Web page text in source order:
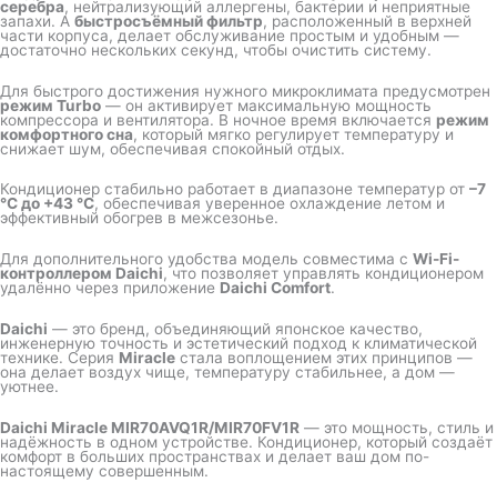
серебра, нейтрализующий аллергены, бактерии и неприятные
запахи. А быстросъёмный фильтр, расположенный в верхней
части корпуса, делает обслуживание простым и удобным —
достаточно нескольких секунд, чтобы очистить систему.
Для быстрого достижения нужного микроклимата предусмотрен
режим Turbo — он активирует максимальную мощность
компрессора и вентилятора. В ночное время включается режим
комфортного сна, который мягко регулирует температуру и
снижает шум, обеспечивая спокойный отдых.
Кондиционер стабильно работает в диапазоне температур от –7
°C до +43 °C, обеспечивая уверенное охлаждение летом и
эффективный обогрев в межсезонье.
Для дополнительного удобства модель совместима с Wi-Fi-
контроллером Daichi, что позволяет управлять кондиционером
удалённо через приложение Daichi Comfort.
Daichi — это бренд, объединяющий японское качество,
инженерную точность и эстетический подход к климатической
технике. Серия Miracle стала воплощением этих принципов —
она делает воздух чище, температуру стабильнее, а дом —
уютнее.
Daichi Miracle MIR70AVQ1R/MIR70FV1R — это мощность, стиль и
надёжность в одном устройстве. Кондиционер, который создаёт
комфорт в больших пространствах и делает ваш дом по-
настоящему совершенным.